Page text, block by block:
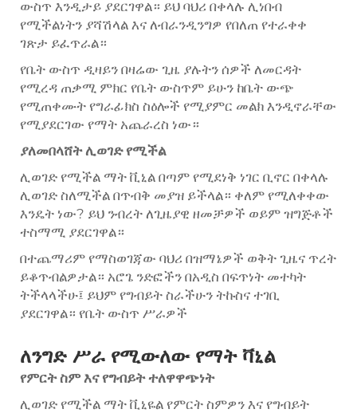
ውስጥ እንዲታይ ያደርገዋል። ይህ ባህሪ በቀላሉ ሊነበብ
የሚችልነትን ያሻሽላል እና ለብራንዲንግዎ የበለጠ የተራቀቀ
ገጽታ ይፈጥራል።
የቤት ውስጥ ዲዛይን በዛሬው ጊዜ ያሉትን ሰዎች ለመርዳት
የሚረዳ ጠቃሚ ምክር የቤት ውስጥም ይሁን ከቤት ውጭ
የሚጠቀሙት የግራፊክስ ስዕሎች የሚያምር መልክ እንዲኖራቸው
የሚያደርገው የማት አጨራረስ ነው።
ያለመበላሸት ሊወገድ የሚችል
ሊወገድ የሚችል ማት ቪኒል በጣም የሚደነቅ ነገር ቢኖር በቀላሉ
ሊወገድ ስለሚችል በጥብቅ መያዝ ይችላል። ቀለም የሚለቀቀው
እንዴት ነው? ይህ ንብረት ለጊዜያዊ ዘመቻዎች ወይም ዝግጅቶች
ተስማሚ ያደርገዋል።
በተጨማሪም የማስወገጃው ባህሪ በዝማኔዎች ወቅት ጊዜና ጥረት
ይቆጥብልዎታል። አሮጌ ንድፎችን በአዲስ በፍጥነት መተካት
ትችላላችሁ፤ ይህም የግብይት ስራችሁን ትኩስና ተገቢ
ያደርገዋል። የቤት ውስጥ ሥራዎች
ለንግድ ሥራ የሚውለው የማት ቫኒል
የምርት ስም እና የግብይት ተለዋዋጭነት
ሊወገድ የሚችል ማት ቪኒዬል የምርት ስምዎን እና የግብይት